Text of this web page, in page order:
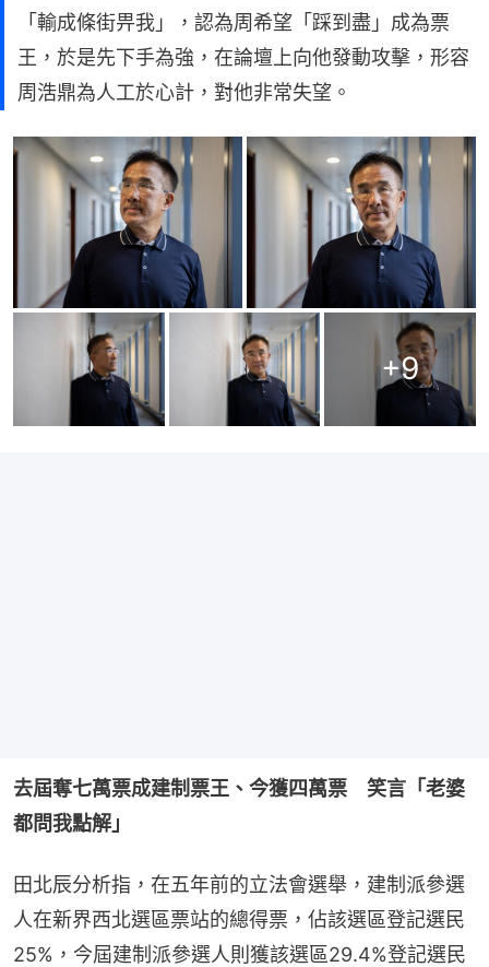
「輸成條街畀我」，認為周希望「踩到盡」成為票
王，於是先下手為強，在論壇上向他發動攻擊，形容
周浩鼎為人工於心計，對他非常失望。
+9
去屆奪七萬票成建制票王、今獲四萬票　笑言「老婆
都問我點解」
田北辰分析指，在五年前的立法會選舉，建制派參選
人在新界西北選區票站的總得票，佔該選區登記選民
25%，今屆建制派參選人則獲該選區29.4%登記選民